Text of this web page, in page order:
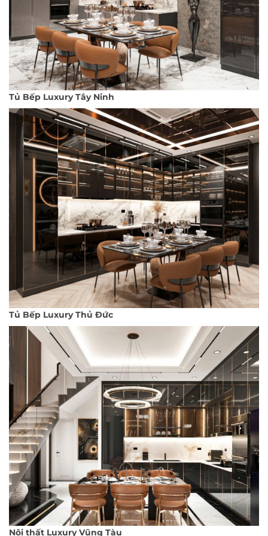
Tủ Bếp Luxury Tây Ninh
Tủ Bếp Luxury Thủ Đức
Nội thất Luxury Vũng Tàu